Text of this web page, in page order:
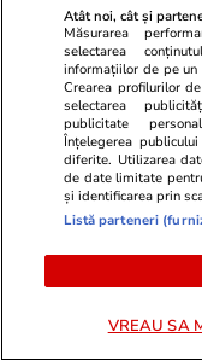
Dunăre
Știri România
Alexandru
discuțiile cu
are argumente
menținerea
Atât noi, cât și
Măsurarea
selectarea
informațiilor de pe un
Crearea profilurilor
selectarea
publicitate
Înțelegerea
diferite. Utilizarea
de date limitate
și identificarea prin
Listă parteneri
VREAU SA